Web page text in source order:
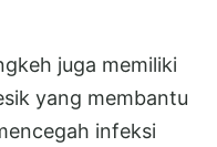
juga memiliki
yang membantu
infeksi